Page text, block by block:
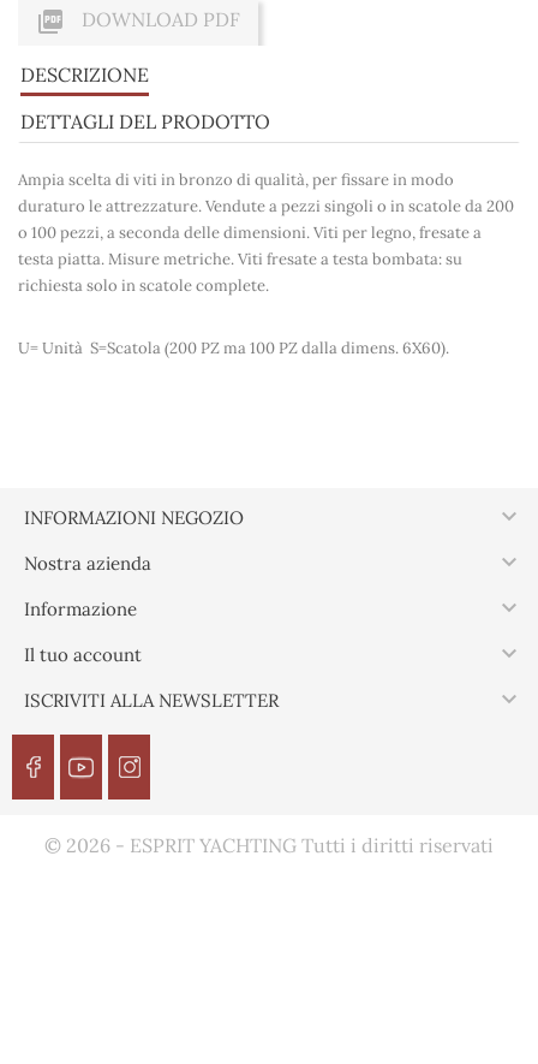
 DOWNLOAD PDF
DESCRIZIONE
DETTAGLI DEL PRODOTTO
Ampia scelta di viti in bronzo di qualità, per fissare in modo
duraturo le attrezzature. Vendute a pezzi singoli o in scatole da 200
o 100 pezzi, a seconda delle dimensioni. Viti per legno, fresate a
testa piatta. Misure metriche. Viti fresate a testa bombata: su
richiesta solo in scatole complete.
U= Unità S=Scatola (200 PZ ma 100 PZ dalla dimens. 6X60).
INFORMAZIONI NEGOZIO 
Nostra azienda 
Informazione 
Il tuo account 
ISCRIVITI ALLA NEWSLETTER 
© 2026 - ESPRIT YACHTING Tutti i diritti riservati